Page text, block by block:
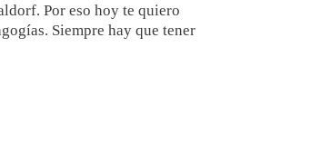
Por eso hoy te quiero
Siempre hay que tener